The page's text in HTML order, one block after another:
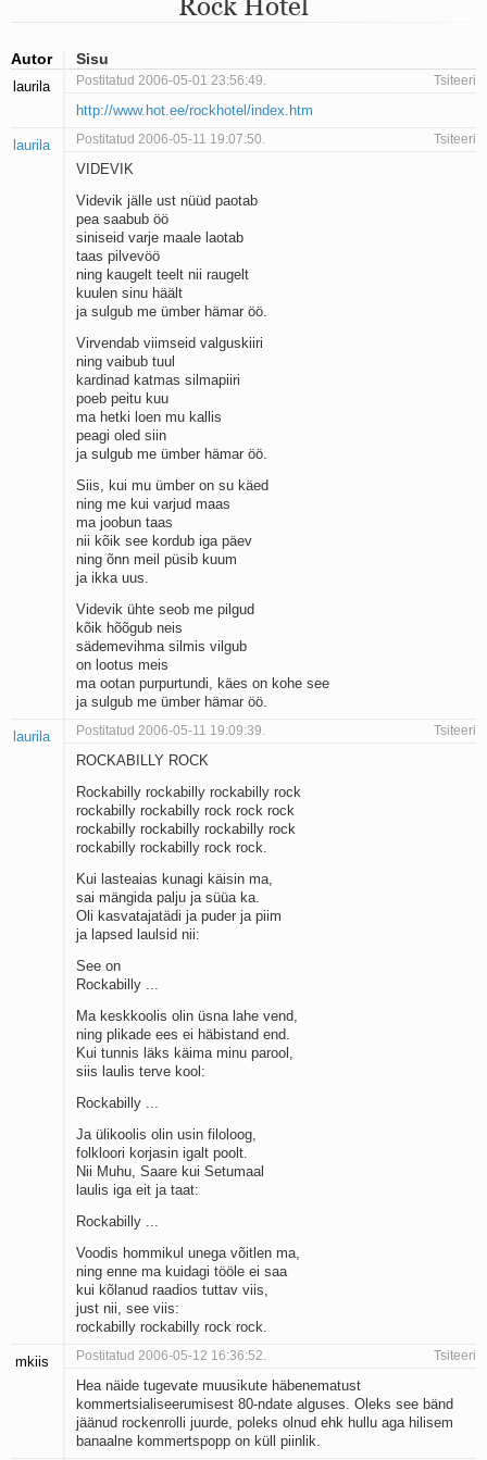
Aeg
Oota mind
Ih-ih-hii ja ah-ah-haa
Päikeselapsed
Luigelaul
Nii vaikseks kõik on jäänud
Mis saab sellest loomusevalust
Ei mullast
Avanemine
Üleminek
Laul teost
Elupõline kaja
Omaette
Perekondlik
Kassimäng
Läänemere lained
Üle müüri
Valgusemaastikud
Kaks pihtimust
Ahtumine
Braueri lint
Autor Sisu
laurila Postitatud 2006-05-01 23:56:49. Tsiteeri
http://www.hot.ee/rockhotel/index.htm
laurila Postitatud 2006-05-11 19:07:50. Tsiteeri
VIDEVIK
Videvik jälle ust nüüd paotab
pea saabub öö
siniseid varje maale laotab
taas pilvevöö
ning kaugelt teelt nii raugelt
kuulen sinu häält
ja sulgub me ümber hämar öö.
Virvendab viimseid valguskiiri
ning vaibub tuul
kardinad katmas silmapiiri
poeb peitu kuu
ma hetki loen mu kallis
peagi oled siin
ja sulgub me ümber hämar öö.
Siis, kui mu ümber on su käed
ning me kui varjud maas
ma joobun taas
nii kõik see kordub iga päev
ning õnn meil püsib kuum
ja ikka uus.
Videvik ühte seob me pilgud
kõik hõõgub neis
sädemevihma silmis vilgub
on lootus meis
ma ootan purpurtundi, käes on kohe see
ja sulgub me ümber hämar öö.
laurila Postitatud 2006-05-11 19:09:39. Tsiteeri
ROCKABILLY ROCK
Rockabilly rockabilly rockabilly rock
rockabilly rockabilly rock rock rock
rockabilly rockabilly rockabilly rock
rockabilly rockabilly rock rock.
Kui lasteaias kunagi käisin ma,
sai mängida palju ja süüa ka.
Oli kasvatajatädi ja puder ja piim
ja lapsed laulsid nii:
See on
Rockabilly ...
Ma keskkoolis olin üsna lahe vend,
ning plikade ees ei häbistand end.
Kui tunnis läks käima minu parool,
siis laulis terve kool:
Rockabilly ...
Ja ülikoolis olin usin filoloog,
folkloori korjasin igalt poolt.
Nii Muhu, Saare kui Setumaal
laulis iga eit ja taat:
Rockabilly ...
Voodis hommikul unega võitlen ma,
ning enne ma kuidagi tööle ei saa
kui kõlanud raadios tuttav viis,
just nii, see viis:
rockabilly rockabilly rock rock.
mkiis Postitatud 2006-05-12 16:36:52. Tsiteeri
Hea näide tugevate muusikute häbenematust
kommertsialiseerumisest 80-ndate alguses. Oleks see bänd
jäänud rockenrolli juurde, poleks olnud ehk hullu aga hilisem
banaalne kommertspopp on küll piinlik.